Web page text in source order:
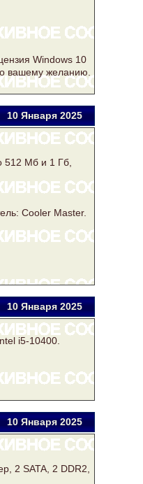
Windows 10
вашему желанию.
10 Января2025
512 Мб и 1 Гб,
Cooler Master.
10 Января2025
i5-10400.
10 Января2025
2 SATA , 2 DDR2